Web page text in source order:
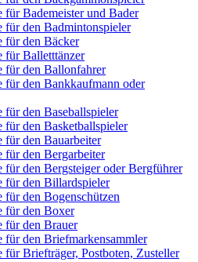
für Bademeister und Bader
für den Badmintonspieler
für den Bäcker
für Balletttänzer
für den Ballonfahrer
für den Bankkaufmann oder
für den Baseballspieler
für den Basketballspieler
für den Bauarbeiter
für den Bergarbeiter
für den Bergsteiger oder Bergführer
für den Billardspieler
für den Bogenschützen
für den Boxer
für den Brauer
für den Briefmarkensammler
für Briefträger, Postboten, Zusteller